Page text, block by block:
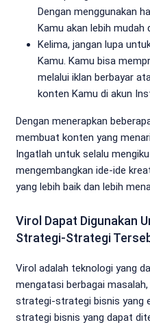
Dengan menggunakan
Kamu akan lebih mudah
Kelima, jangan lupa
Kamu. Kamu bisa
melalui iklan berbayar
konten Kamu di akun
Dengan menerapkan
membuat konten yang
Ingatlah untuk selalu
mengembangkan ide-ide
yang lebih baik dan lebih
Virol Dapat Digunakan
Strategi-Strategi
Virol adalah teknologi yang
mengatasi berbagai
strategi-strategi bisnis yang
strategi bisnis yang dapat